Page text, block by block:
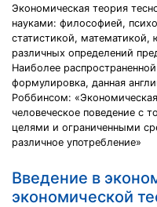
Экономическая теория
науками: философией,
статистикой, математикой,
различных определений
Наиболее
формулировка, данная
Роббинсом:
человеческое поведение с
целями и ограниченными
различное употребление»
Введение в
экономической